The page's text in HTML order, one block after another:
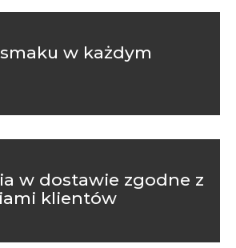
w każdym
w dostawie zgodne z
klientów